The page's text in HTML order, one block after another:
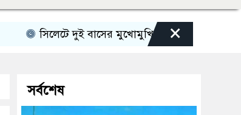
সিলেটে দুই বাসের মুখোমুখি সংঘর্ষে নিহত বেড়ে ৯
×
সর্বশেষ